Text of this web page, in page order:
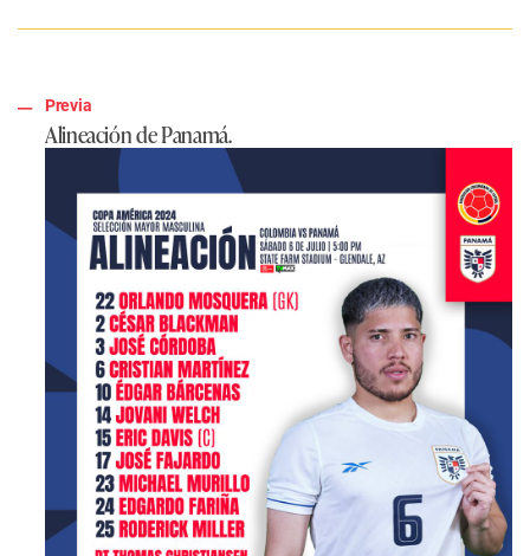
Previa
Alineación de Panamá.